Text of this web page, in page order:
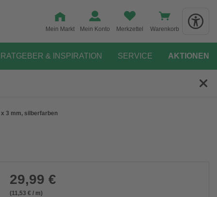
Mein Markt Mein Konto Merkzettel Warenkorb
RATGEBER & INSPIRATION SERVICE AKTIONEN
3 mm, silberfarben
29,99 €
(11,53 € / m)